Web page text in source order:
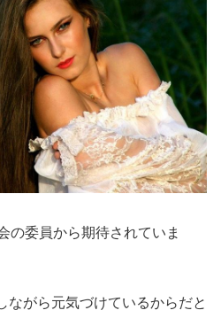
の委員から期待されていま
ながら元気づけているからだと